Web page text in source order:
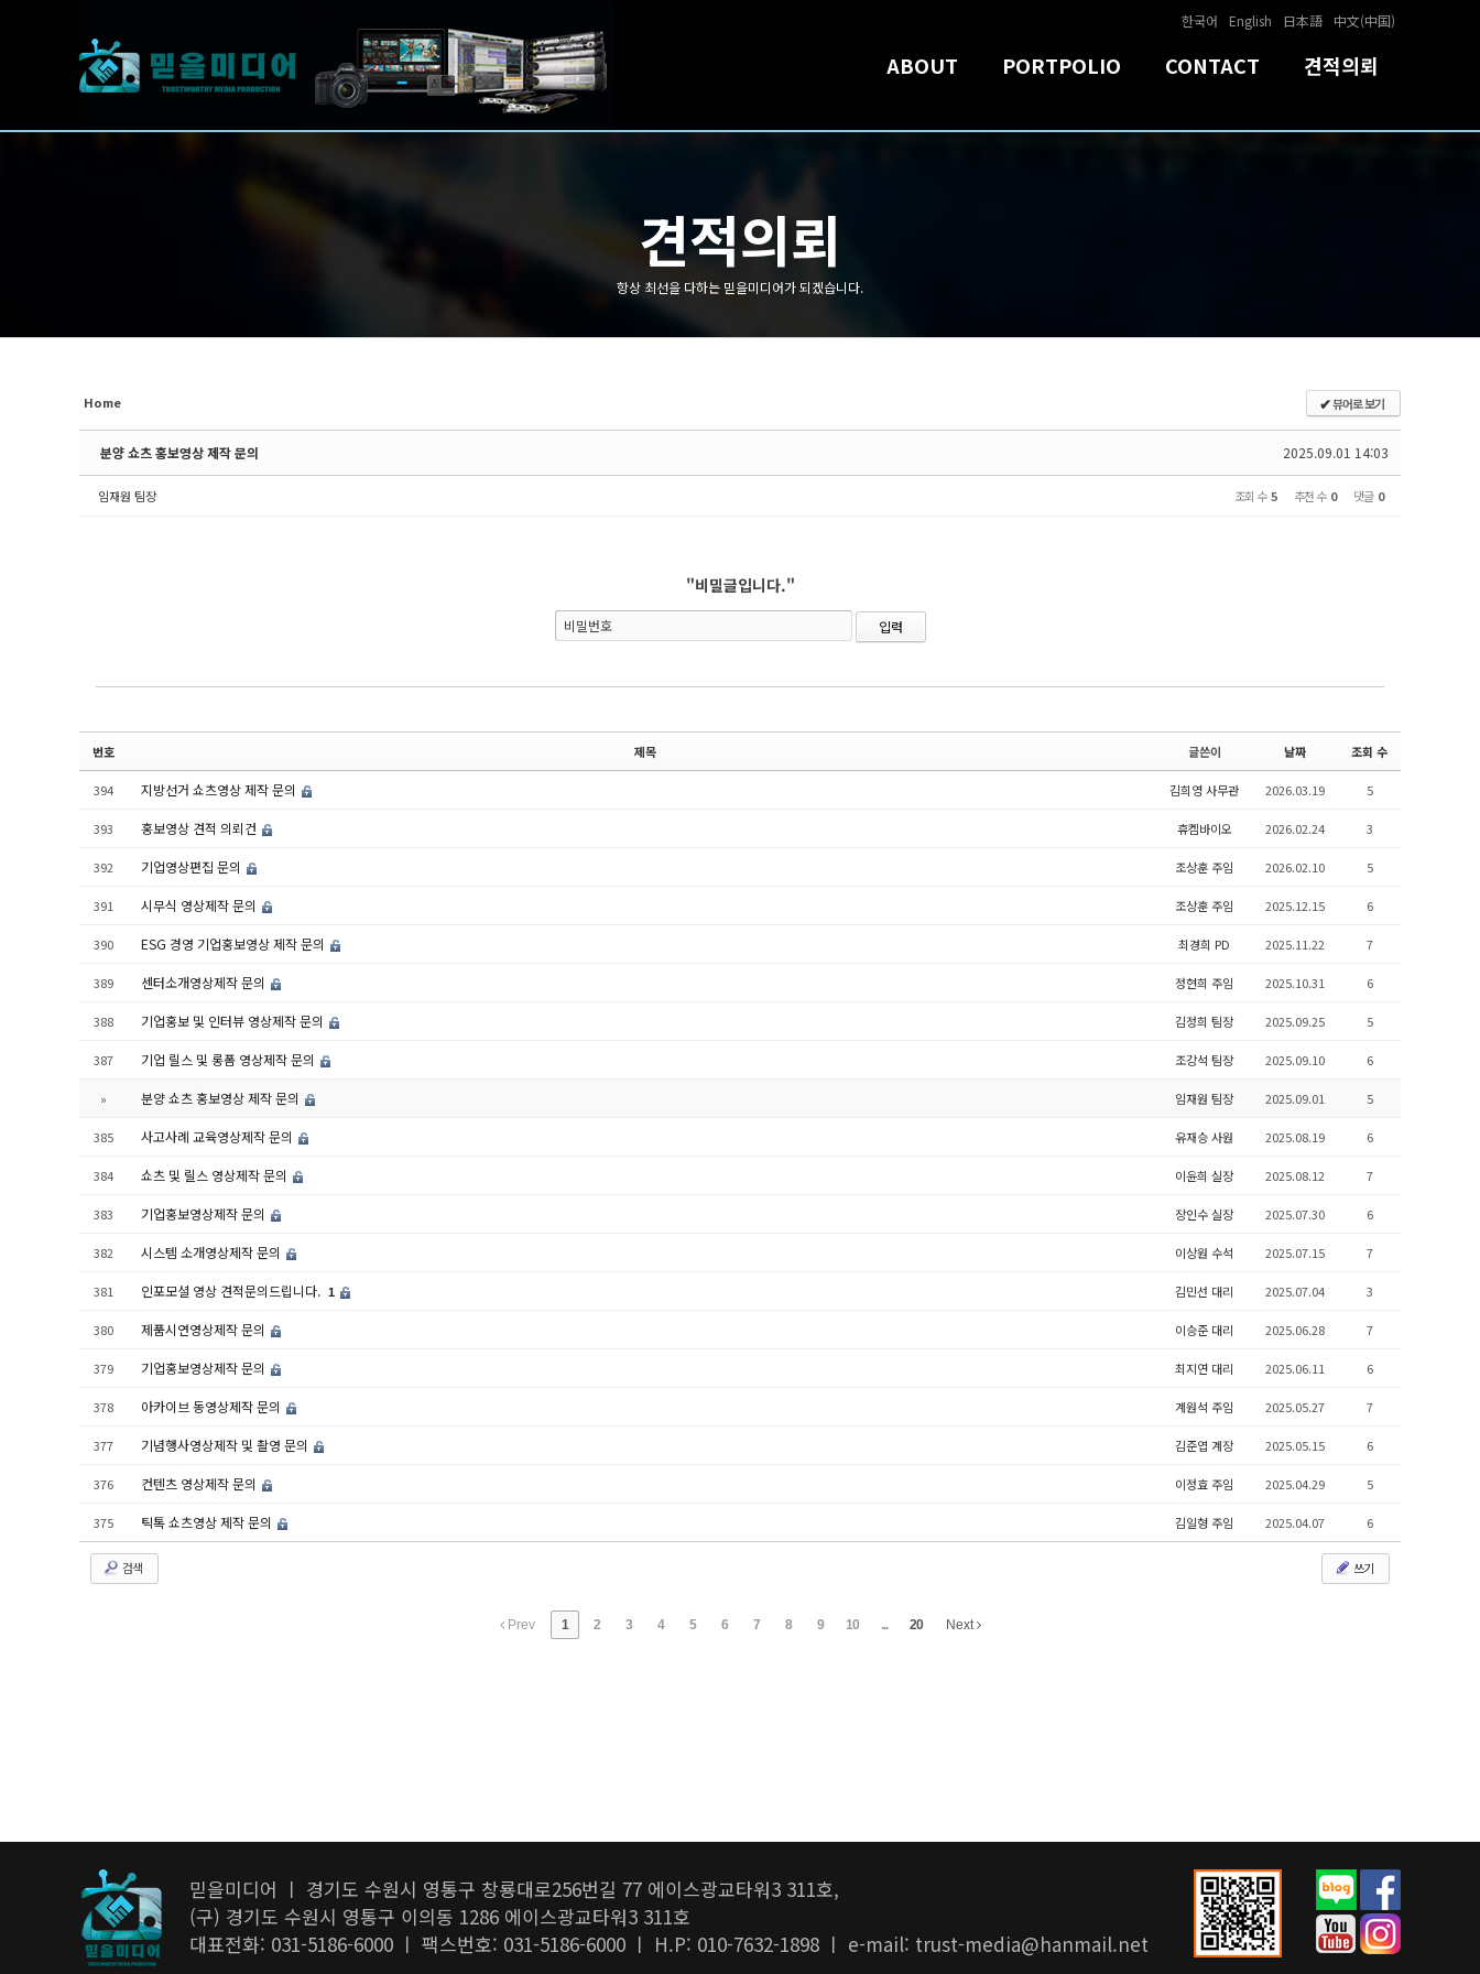
ABOUT PORTPOLIO CONTACT 견적의뢰
한국어 English 日本語 中文(中国)
견적의뢰
항상 최선을 다하는 믿을미디어가 되겠습니다.
Home ✔뷰어로 보기
2025.09.01 14:03
분양 쇼츠 홍보영상 제작 문의
임재원 팀장 조회 수5 추천 수 0 댓글 0
"비밀글입니다."
비밀번호
번호 제목 글쓴이 날짜 조회 수
394 지방선거 쇼츠영상 제작 문의 김희영 사무관 2026.03.19 5
393 홍보영상 견적 의뢰건 휴켐바이오 2026.02.24 3
392 기업영상편집 문의 조상훈 주임 2026.02.10 5
391 시무식 영상제작 문의 조상훈 주임 2025.12.15 6
390 ESG 경영 기업홍보영상 제작 문의 최경희 PD 2025.11.22 7
389 센터소개영상제작 문의 정현희 주임 2025.10.31 6
388 기업홍보 및 인터뷰 영상제작 문의 김정희 팀장 2025.09.25 5
387 기업 릴스 및 롱폼 영상제작 문의 조강석 팀장 2025.09.10 6
» 분양 쇼츠 홍보영상 제작 문의 임재원 팀장 2025.09.01 5
385 사고사례 교육영상제작 문의 유재승 사원 2025.08.19 6
384 쇼츠 및 릴스 영상제작 문의 이윤희 실장 2025.08.12 7
383 기업홍보영상제작 문의 장인수 실장 2025.07.30 6
382 시스템 소개영상제작 문의 이상원 수석 2025.07.15 7
381 인포모셜 영상 견적문의드립니다. 1 김민선 대리 2025.07.04 3
380 제품시연영상제작 문의 이승준 대리 2025.06.28 7
379 기업홍보영상제작 문의 최지연 대리 2025.06.11 6
378 아카이브 동영상제작 문의 계원석 주임 2025.05.27 7
377 기념행사영상제작 및 촬영 문의 김준엽 계장 2025.05.15 6
376 컨텐츠 영상제작 문의 이정효 주임 2025.04.29 5
375 틱톡 쇼츠영상 제작 문의 김일형 주임 2025.04.07 6
검색 쓰기
Prev 1 2 3 4 5 6 7 8 9 10 ... 20 Next
믿을미디어 ㅣ 경기도 수원시 영통구 창룡대로256번길 77 에이스광교타워3 311호,
(구) 경기도 수원시 영통구 이의동 1286 에이스광교타워3 311호
대표전화: 031-5186-6000 ㅣ 팩스번호: 031-5186-6000 ㅣ H.P: 010-7632-1898 ㅣ e-mail: trust-media@hanmail.net